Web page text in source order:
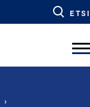
ETSI
›